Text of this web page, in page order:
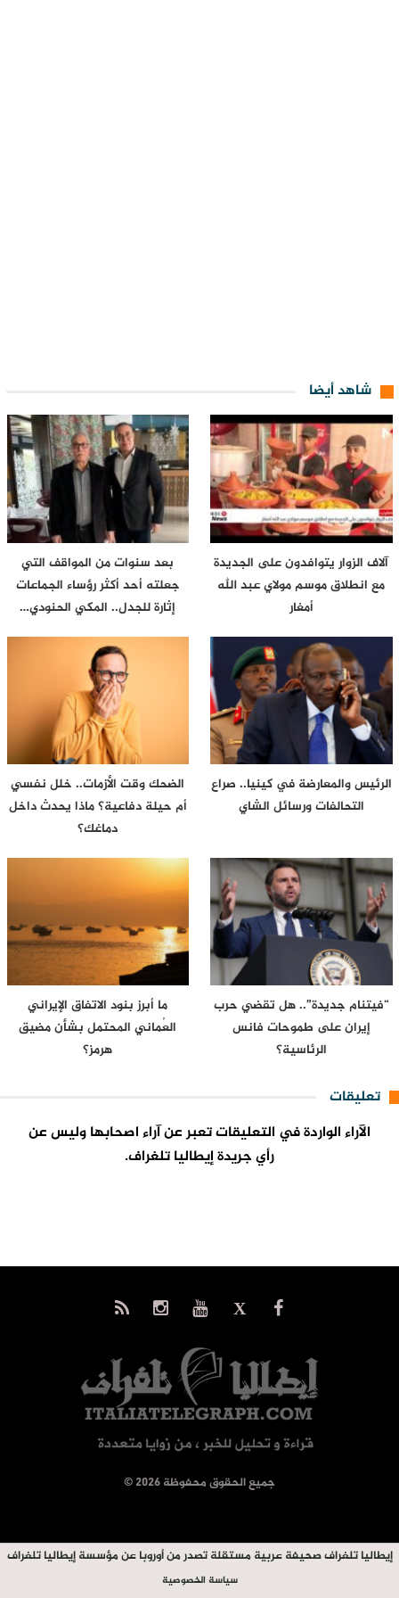
شاهد أيضا
آلاف الزوار يتوافدون على الجديدة
مع انطلاق موسم مولاي عبد الله
أمغار
بعد سنوات من المواقف التي
جعلته أحد أكثر رؤساء الجماعات
إثارة للجدل.. المكي الحنودي…
الرئيس والمعارضة في كينيا.. صراع
التحالفات ورسائل الشاي
الضحك وقت الأزمات.. خلل نفسي
أم حيلة دفاعية؟ ماذا يحدث داخل
دماغك؟
“فيتنام جديدة”.. هل تقضي حرب
إيران على طموحات فانس
الرئاسية؟
ما أبرز بنود الاتفاق الإيراني
العُماني المحتمل بشأن مضيق
هرمز؟
تعليقات
الآراء الواردة في التعليقات تعبر عن آراء اصحابها وليس عن
رأي جريدة إيطاليا تلغراف.
© جميع الحقوق محفوظة 2026
إيطاليا تلغراف صحيفة عربية مستقلة تصدر من أوروبا عن مؤسسة إيطاليا تلغراف
سياسة الخصوصية